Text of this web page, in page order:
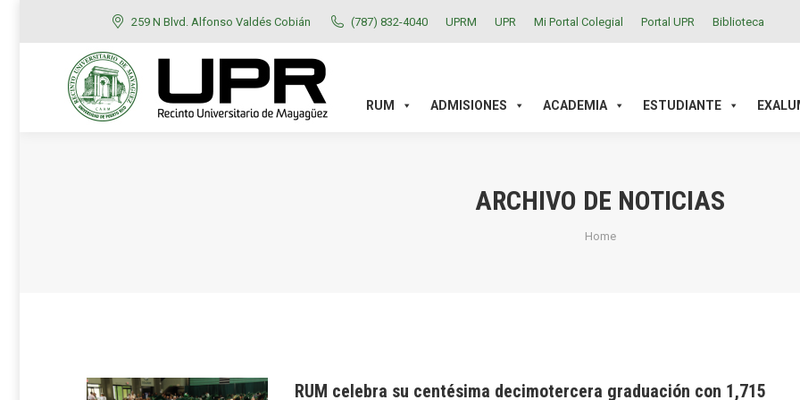
259 N Blvd. Alfonso Valdés Cobián (787) 832-4040 UPRM UPR Mi Portal Colegial Portal UPR Biblioteca
RUM ADMISIONES ACADEMIA ESTUDIANTE
ARCHIVO DE NOTICIAS
You are here:
Home
RUM celebra su centésima decimotercera graduación con 1,715
RUM ADMISIONES